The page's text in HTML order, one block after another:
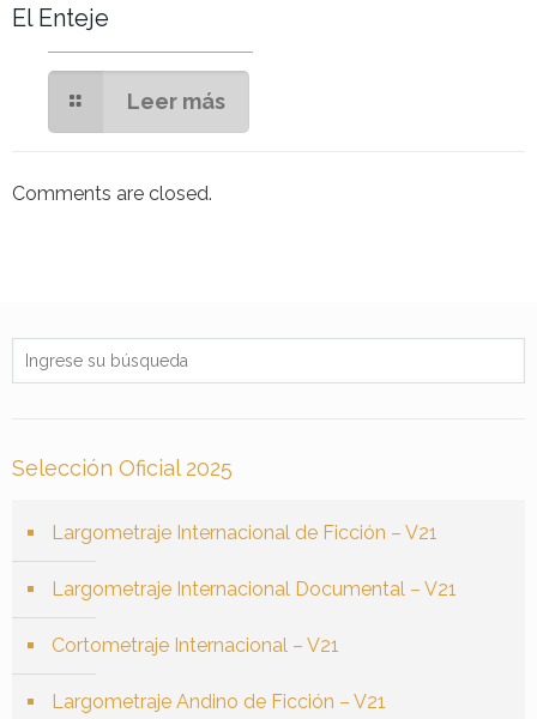
El Enteje
Leer más
Comments are closed.
Selección Oficial 2025
Largometraje Internacional de Ficción – V21
Largometraje Internacional Documental – V21
Cortometraje Internacional – V21
Largometraje Andino de Ficción – V21